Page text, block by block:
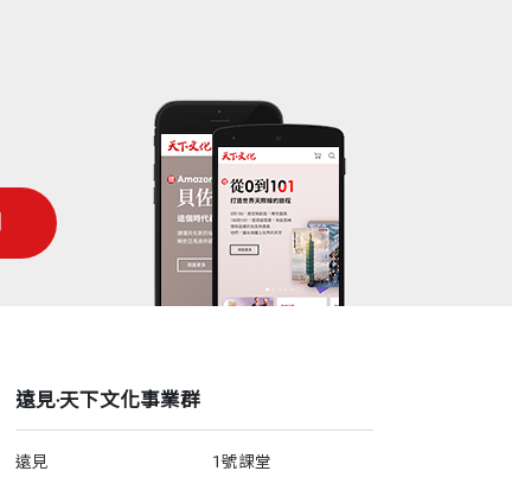
遠見‧天下文化事業群
遠見
1號課堂